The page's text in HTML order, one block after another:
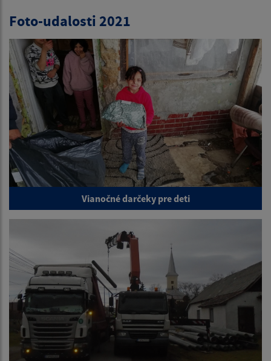
Foto-udalosti 2021
Vianočné darčeky pre deti